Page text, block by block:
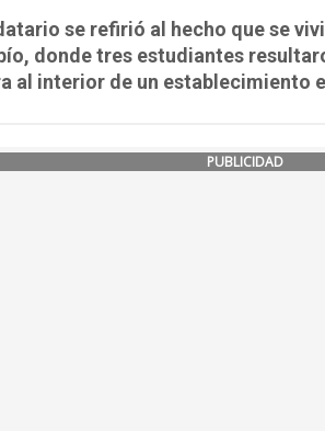
se refirió al hecho que se
donde tres estudiantes
al interior de un establecimiento
PUBLICIDAD